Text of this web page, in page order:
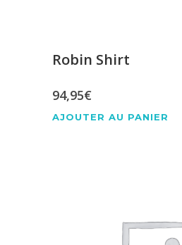
Robin Shirt
94,95€
AJOUTER AU PANIER